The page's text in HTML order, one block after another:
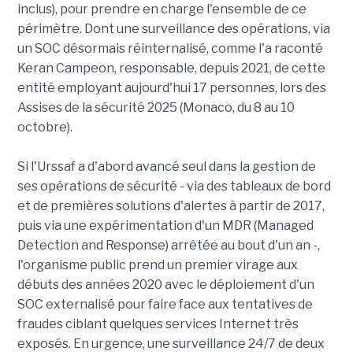
inclus), pour prendre en charge l'ensemble de ce
périmètre. Dont une surveillance des opérations, via
un SOC désormais réinternalisé, comme l'a raconté
Keran Campeon, responsable, depuis 2021, de cette
entité employant aujourd'hui 17 personnes, lors des
Assises de la sécurité 2025 (Monaco, du 8 au 10
octobre).
Si l'Urssaf a d'abord avancé seul dans la gestion de
ses opérations de sécurité - via des tableaux de bord
et de premières solutions d'alertes à partir de 2017,
puis via une expérimentation d'un MDR (Managed
Detection and Response) arrêtée au bout d'un an -,
l'organisme public prend un premier virage aux
débuts des années 2020 avec le déploiement d'un
SOC externalisé pour faire face aux tentatives de
fraudes ciblant quelques services Internet très
exposés. En urgence, une surveillance 24/7 de deux